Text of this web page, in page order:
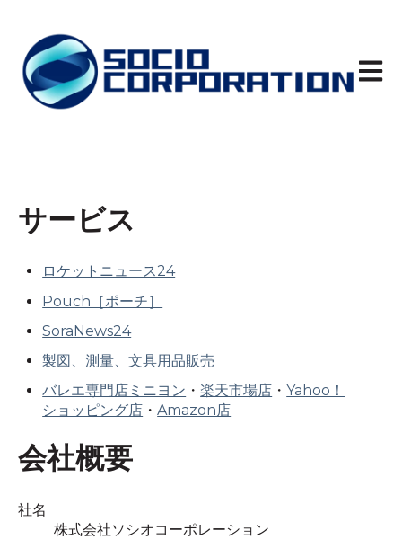
メイ
サービス
ロケットニュース24
Pouch［ポーチ］
SoraNews24
製図、測量、文具用品販売
バレエ専門店ミニヨン ・楽天市場店 ・Yahoo！
ショッピング店 ・Amazon店
会社概要
社名
株式会社ソシオコーポレーション